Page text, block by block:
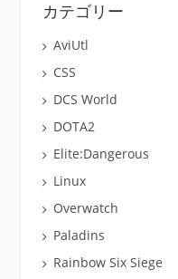
カテゴリー
AviUtl
CSS
DCS World
DOTA2
Elite:Dangerous
Linux
Overwatch
Paladins
Rainbow Six Siege